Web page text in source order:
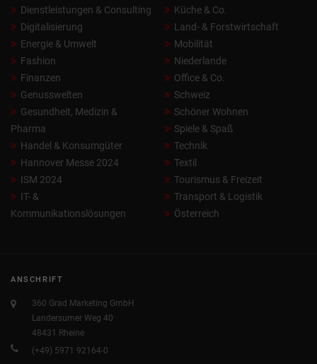
Dienstleistungen & Consulting
Digitalisierung
Energie & Umwelt
Fashion
Finanzen
Genusswelten
Gesundheit, Medizin &
Pharma
Handel & Konsumgüter
Hannover Messe 2024
ISM 2024
IT- &
Kommunikationslösungen
Küche & Co.
Land- & Forstwirtschaft
Mobilität
Niederlande
Office & Co.
Schweiz
Schöner Wohnen
Spiele & Spaß
Technik
Textil
Tourismus & Freizeit
Transport & Logistik
Österreich
ANSCHRIFT
360 Grad Marketing GmbH
Landersumer Weg 40
48431 Rheine
(+49) 5971 92164-0